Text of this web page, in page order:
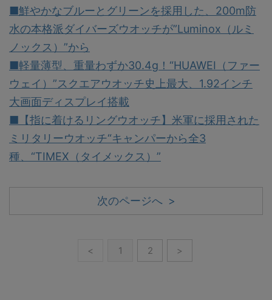
■鮮やかなブルーとグリーンを採用した、200m防
水の本格派ダイバーズウオッチが”Luminox（ルミ
ノックス）”から
■軽量薄型、重量わずか30.4g！“HUAWEI（ファー
ウェイ）”スクエアウオッチ史上最大、1.92インチ
大画面ディスプレイ搭載
■【指に着けるリングウオッチ】米軍に採用された
ミリタリーウオッチ“キャンパーから全3
種、“TIMEX（タイメックス）”
次のページへ >
< 1 2 >